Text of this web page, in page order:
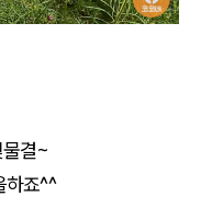
결~
하죠^^